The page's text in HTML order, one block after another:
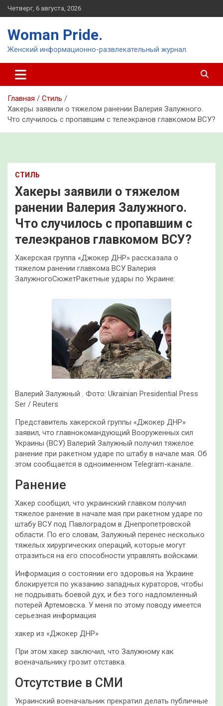
Перейти
к
Четверг, 6 августа, 2026
Woman Pride.
Женский информационно-развлекательный журнал.
Главная
Стиль
Хакеры заявили о тяжелом ранении Валерия Залужного.
Что случилось с пропавшим с телеэкранов главкомом ВСУ?
СТИЛЬ
Хакеры заявили о тяжелом
ранении Валерия Залужного.
Что случилось с пропавшим с
телеэкранов главкомом ВСУ?
Хакерская группа «Джокер ДНР» рассказала о
тяжелом ранении главкома ВСУ Валерия
ЗалужногоСюжетРакетные удары по Украине:
Валерий Залужный . Фото: Ukrainian Presidential Press
Ser / Reuters
Представитель хакерской группы «Джокер ДНР»
заявил, что главнокомандующий Вооруженных сил
Украины (ВСУ) Валерий Залужный получил тяжелое
ранение при ракетном ударе по штабу в начале мая. Об
этом сообщается в одноименном Telegram-канале.
Ранение
Хакер сообщил, что украинский главком получил
тяжелое ранение в начале мая при ракетном ударе по
штабу ВСУ под Павлоградом в Днепропетровской
области. По его словам, Залужный перенес несколько
тяжелых хирургических операций, которые могут
отразиться на его способности управлять войсками.
Информация о состоянии его здоровья на Украине
блокируется по указанию западных кураторов, чтобы
не подрывать боевой дух, и без того надломленный
потерей Артемовска. У меня по этому поводу имеется
серьезная информация
хакер из «Джокер ДНР»
При этом хакер заключил, что Залужному как
военачальнику грозит отставка.
Отсутствие в СМИ
Украинский военачальник прекратил делать публичные